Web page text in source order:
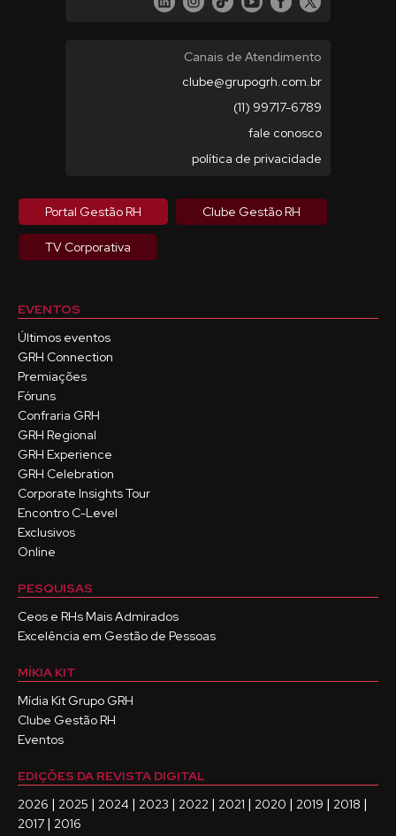
Canais de Atendimento
clube@grupogrh.com.br
(11) 99717-6789
fale conosco
política de privacidade
Portal Gestão RH Clube Gestão RH
TV Corporativa
EVENTOS
Últimos eventos
GRH Connection
Premiações
Fóruns
Confraria GRH
GRH Regional
GRH Experience
GRH Celebration
Corporate Insights Tour
Encontro C-Level
Exclusivos
Online
PESQUISAS
Ceos e RHs Mais Admirados
Excelência em Gestão de Pessoas
MÍKIA KIT
Mídia Kit Grupo GRH
Clube Gestão RH
Eventos
EDIÇÕES DA REVISTA DIGITAL
2026 | 2025 | 2024 | 2023 | 2022 | 2021 | 2020 | 2019 | 2018 |
2017 | 2016